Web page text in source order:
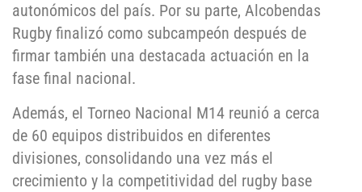
autonómicos del país. Por su parte, Alcobendas
Rugby finalizó como subcampeón después de
firmar también una destacada actuación en la
fase final nacional.
Además, el Torneo Nacional M14 reunió a cerca
de 60 equipos distribuidos en diferentes
divisiones, consolidando una vez más el
crecimiento y la competitividad del rugby base